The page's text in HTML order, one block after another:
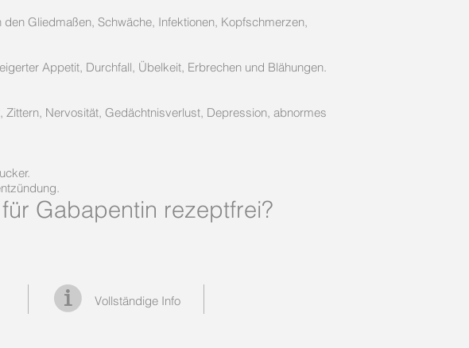
Gliedmaßen, Schwäche, Infektionen, Kopfschmerzen,
Appetit, Durchfall, Übelkeit, Erbrechen und Blähungen.
Nervosität, Gedächtnisverlust, Depression, abnormes
Gabapentin rezeptfrei?
Vollständige Info